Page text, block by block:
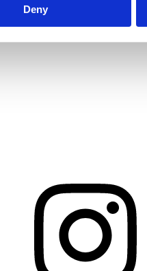
Deny